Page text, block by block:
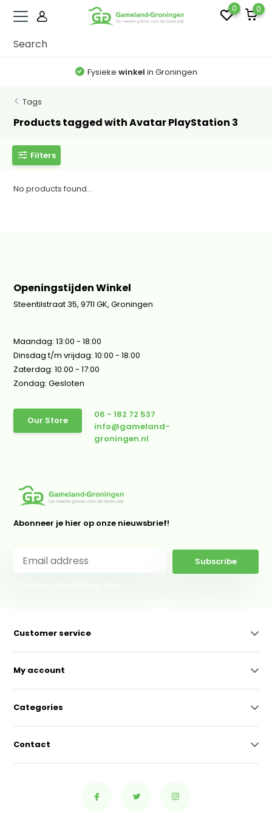
0 0
Fysieke winkel in Groningen
Tags
Products tagged with Avatar PlayStation 3
Filters
No products found...
Openingstijden Winkel
Steentilstraat 35, 9711 GK, Groningen
Maandag: 13:00 - 18:00
Dinsdag t/m vrijdag: 10:00 - 18:00
Zaterdag: 10:00 - 17:00
Zondag: Gesloten
Our Store
06 - 182 72 537
info@gameland-
groningen.nl
Abonneer je hier op onze nieuwsbrief!
Subscribe
Customer service
My account
Categories
Contact